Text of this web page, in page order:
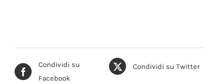
QUESTODETTAGLI
Condividi su
Facebook
Condividi su Twitter